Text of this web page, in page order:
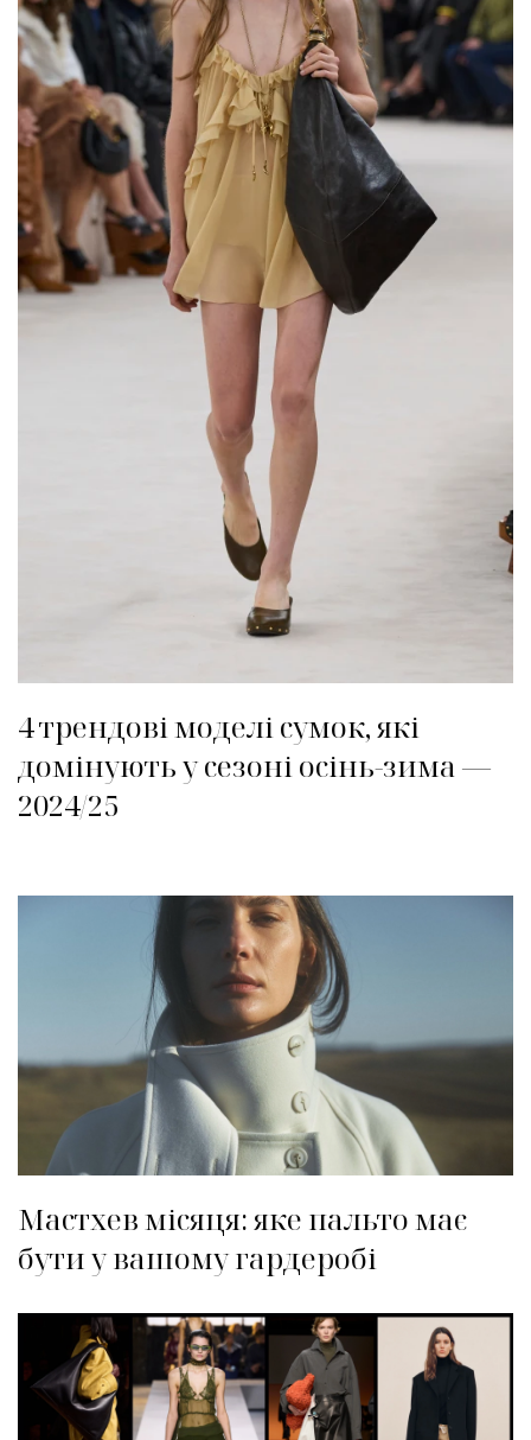
4 трендові моделі сумок, які
домінують у сезоні осінь-зима —
2024/25
Мастхев місяця: яке пальто має
бути у вашому гардеробі